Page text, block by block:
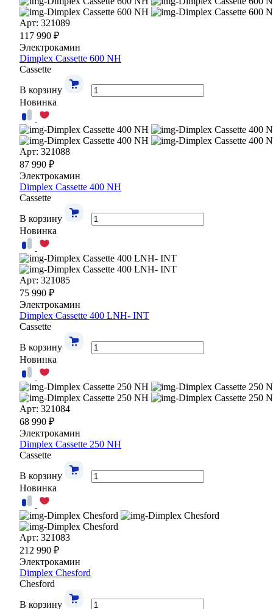
Арт: 321089
117 990 ₽
Электрокамин
Dimplex Cassette 600 NH
Cassette
В корзину
Новинка
Арт: 321088
87 990 ₽
Электрокамин
Dimplex Cassette 400 NH
Cassette
В корзину
Новинка
Арт: 321085
75 990 ₽
Электрокамин
Dimplex Cassette 400 LNH- INT
Cassette
В корзину
Новинка
Арт: 321084
68 990 ₽
Электрокамин
Dimplex Cassette 250 NH
Cassette
В корзину
Новинка
Арт: 321083
212 990 ₽
Электрокамин
Dimplex Chesford
Chesford
В корзину